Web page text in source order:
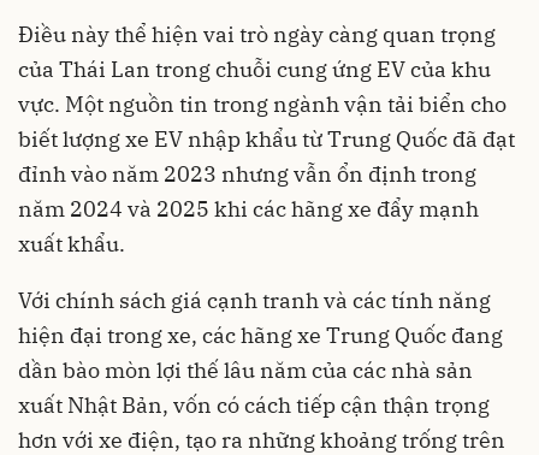
Điều này thể hiện vai trò ngày càng quan trọng
của Thái Lan trong chuỗi cung ứng EV của khu
vực. Một nguồn tin trong ngành vận tải biển cho
biết lượng xe EV nhập khẩu từ Trung Quốc đã đạt
đỉnh vào năm 2023 nhưng vẫn ổn định trong
năm 2024 và 2025 khi các hãng xe đẩy mạnh
xuất khẩu.
Với chính sách giá cạnh tranh và các tính năng
hiện đại trong xe, các hãng xe Trung Quốc đang
dần bào mòn lợi thế lâu năm của các nhà sản
xuất Nhật Bản, vốn có cách tiếp cận thận trọng
hơn với xe điện, tạo ra những khoảng trống trên